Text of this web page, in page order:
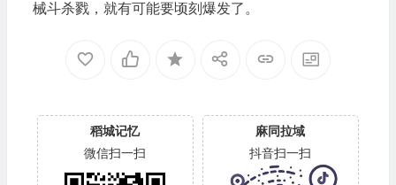
械斗杀戮，就有可能要顷刻爆发了。
稻城记忆
微信扫一扫
麻同拉域
抖音扫一扫